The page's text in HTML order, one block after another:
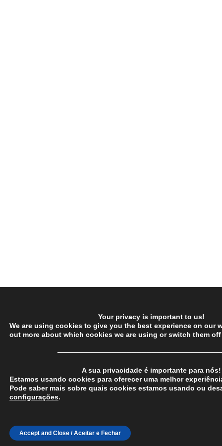
Your privacy is important to us!
We are using cookies to give you the best experience on our
out more about which cookies we are using or switch them
A sua privacidade é importante para nós!
Estamos usando cookies para oferecer uma melhor
Pode saber mais sobre quais cookies estamos usando ou
configurações.
Accept and Close / Aceitar e Fechar